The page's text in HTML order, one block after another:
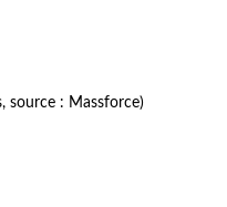
source : Massforce)